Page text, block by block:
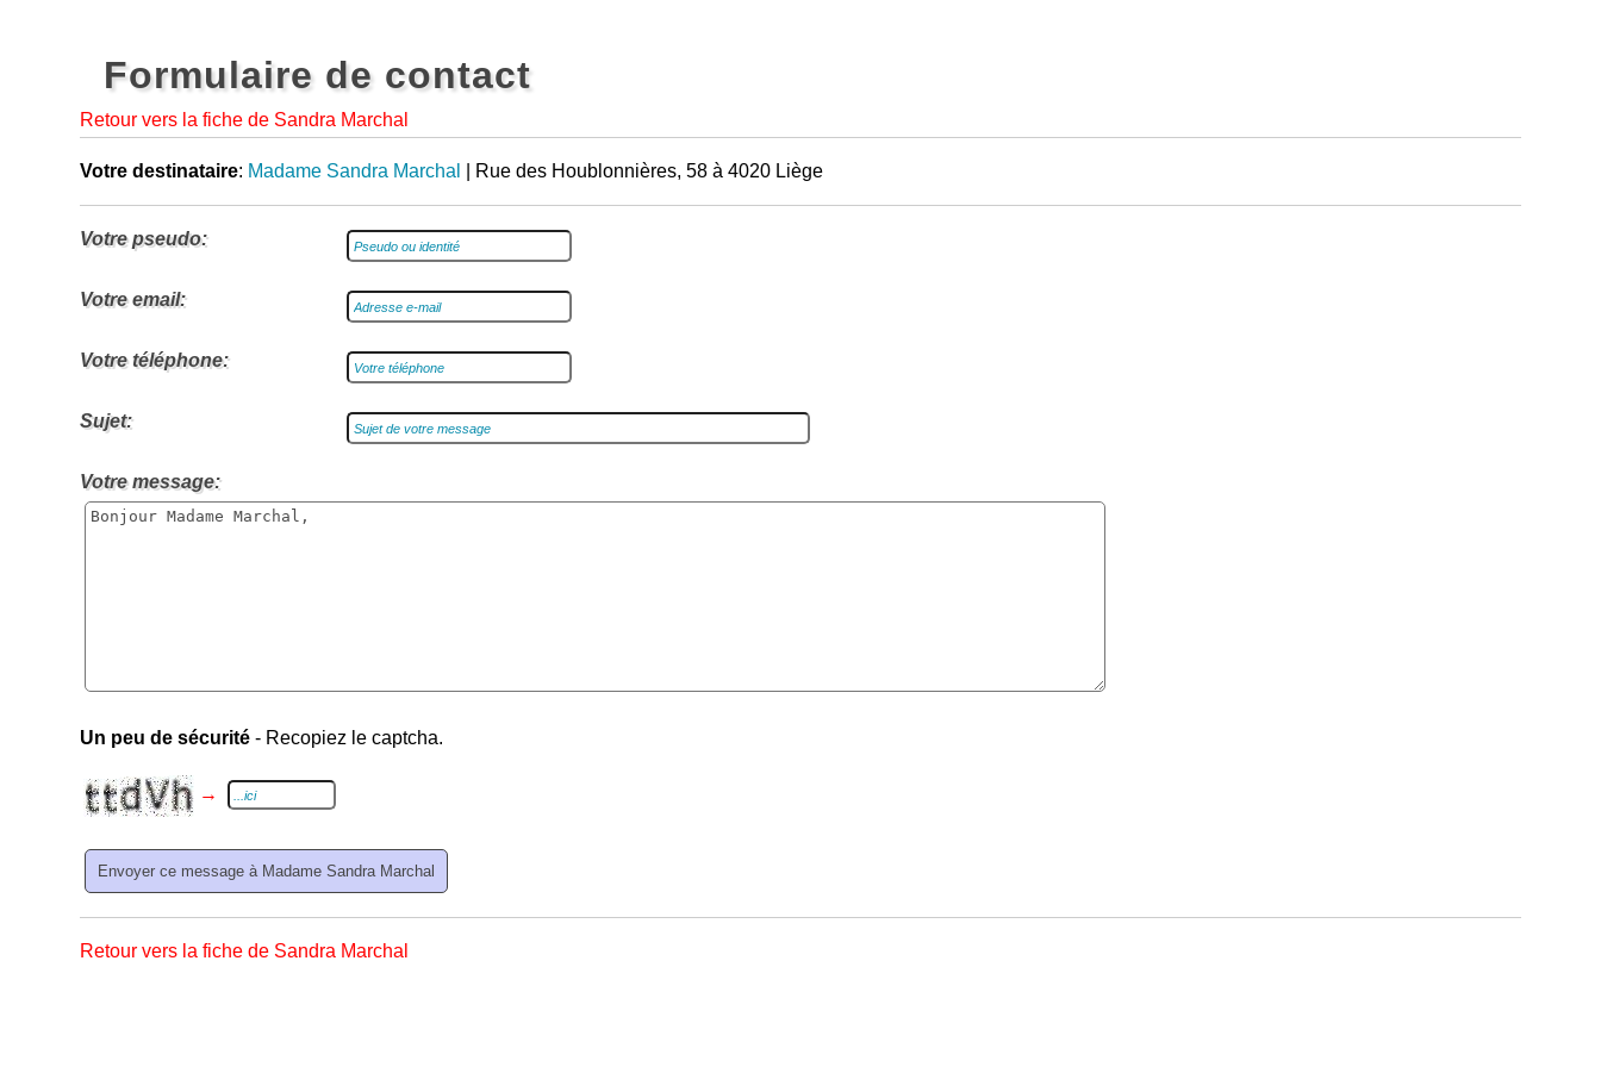
Formulaire de contact
Retour vers la fiche de Sandra Marchal
Votre destinataire: Madame Sandra Marchal | Rue des Houblonnières, 58 à 4020 Liège
Votre pseudo:
Votre email:
Votre téléphone:
Sujet:
Votre message:
Un peu de sécurité - Recopiez le captcha.
→
Retour vers la fiche de Sandra Marchal